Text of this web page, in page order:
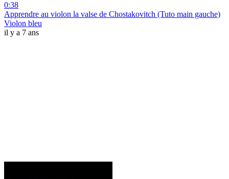
0:38
Apprendre au violon la valse de Chostakovitch (Tuto main gauche)
Violon bleu
il y a 7 ans